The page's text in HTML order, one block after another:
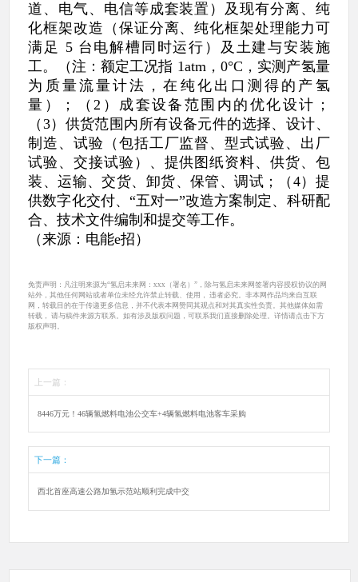
道、电气、电信等成套装置）及现有分离、纯
化框架改造（保证分离、纯化框架处理能力可
满足 5 台电解槽同时运行）及土建与安装施
工。（注：额定工况指 1atm，0°C，实测产氢量
为质量流量计法，在纯化出口测得的产氢
量）；（2）成套设备范围内的优化设计；
（3）供货范围内所有设备元件的选择、设计、
制造、试验（包括工厂监督、型式试验、出厂
试验、交接试验）、提供图纸资料、供货、包
装、运输、交货、卸货、保管、调试；（4）提
供数字化交付、“五对一”改造方案制定、科研配
合、技术文件编制和提交等工作。
（来源：电能e招）
免责声明：凡注明来源为“氢启未来网：xxx（署名）”，除与氢启未来网签署内容授权协议的网
站外，其他任何网站或者单位未经允许禁止转载、使用， 违者必究。非本网作品均来自互联
网，转载目的在于传递更多信息，并不代表本网赞同其观点和对其真实性负责。其他媒体如需
转载， 请与稿件来源方联系。如有涉及版权问题，可联系我们直接删除处理。详情请点击下方
版权声明。
上一篇：
8446万元！46辆氢燃料电池公交车+4辆氢燃料电池客车采购
下一篇：
西北首座高速公路加氢示范站顺利完成中交